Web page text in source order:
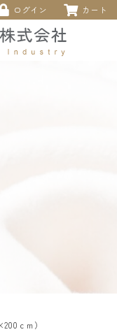
ログイン カート
ｃｍ）